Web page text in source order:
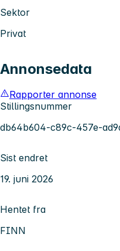
Sektor
Privat
Annonsedata
Rapporter annonse
Stillingsnummer
db64b604-c89c-457e-
Sist endret
19. juni 2026
Hentet fra
FINN